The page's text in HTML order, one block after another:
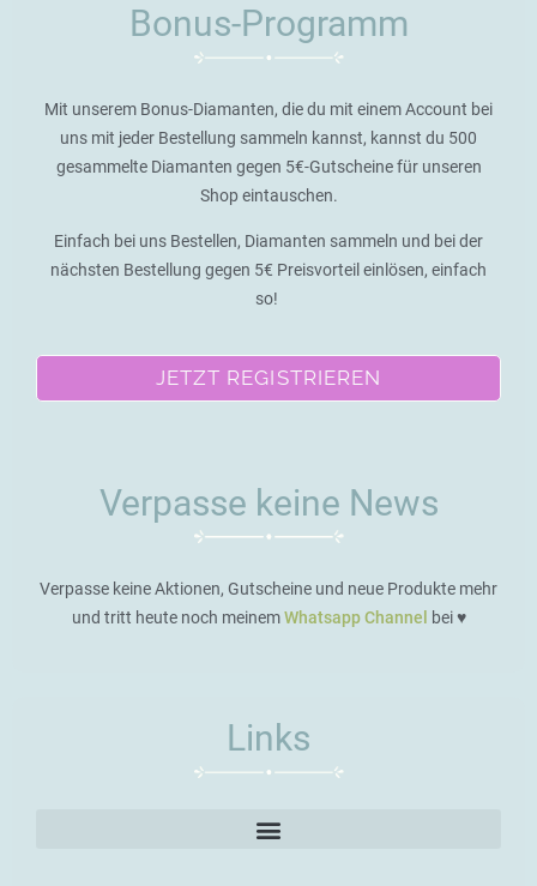
Bonus-Programm
Mit unserem Bonus-Diamanten, die du mit einem Account bei
uns mit jeder Bestellung sammeln kannst, kannst du 500
gesammelte Diamanten gegen 5€-Gutscheine für unseren
Shop eintauschen.
Einfach bei uns Bestellen, Diamanten sammeln und bei der
nächsten Bestellung gegen 5€ Preisvorteil einlösen, einfach
so!
JETZT REGISTRIEREN
Verpasse keine News
Verpasse keine Aktionen, Gutscheine und neue Produkte mehr
und tritt heute noch meinemWhatsapp Channel bei ♥️
Links